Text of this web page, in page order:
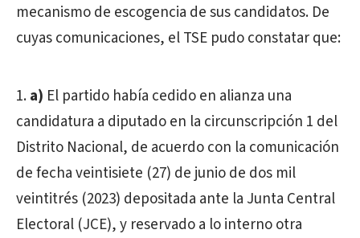
mecanismo de escogencia de sus candidatos. De
cuyas comunicaciones, el TSE pudo constatar que:
a) El partido había cedido en alianza una
candidatura a diputado en la circunscripción 1 del
Distrito Nacional, de acuerdo con la comunicación
de fecha veintisiete (27) de junio de dos mil
veintitrés (2023) depositada ante la Junta Central
Electoral (JCE), y reservado a lo interno otra